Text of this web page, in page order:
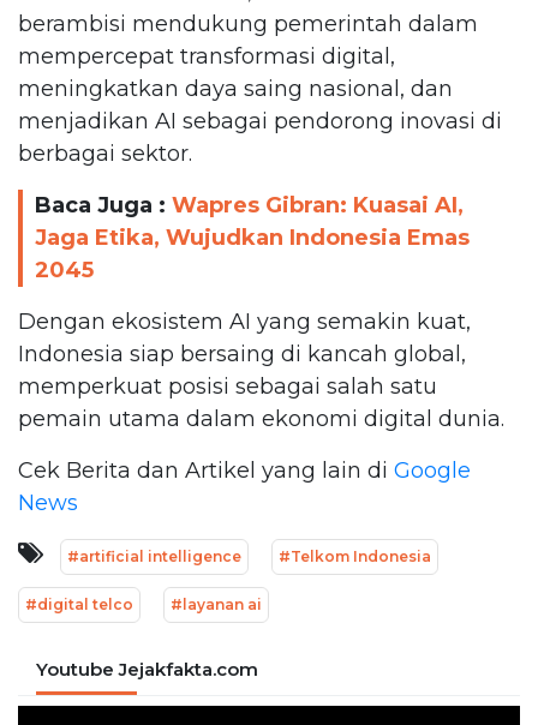
berambisi mendukung pemerintah dalam
mempercepat transformasi digital,
meningkatkan daya saing nasional, dan
menjadikan AI sebagai pendorong inovasi di
berbagai sektor.
Baca Juga : Wapres Gibran: Kuasai AI,
Jaga Etika, Wujudkan Indonesia Emas
2045
Dengan ekosistem AI yang semakin kuat,
Indonesia siap bersaing di kancah global,
memperkuat posisi sebagai salah satu
pemain utama dalam ekonomi digital dunia.
Cek Berita dan Artikel yang lain di Google
News
#artificial intelligence #Telkom Indonesia
#digital telco #layanan ai
Youtube Jejakfakta.com